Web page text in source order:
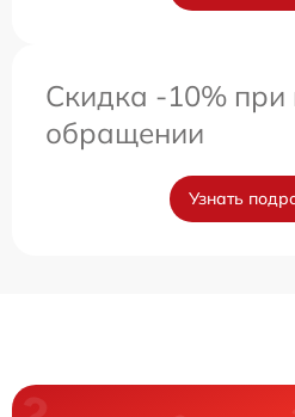
Скидка -10% при
обращении
Узнать